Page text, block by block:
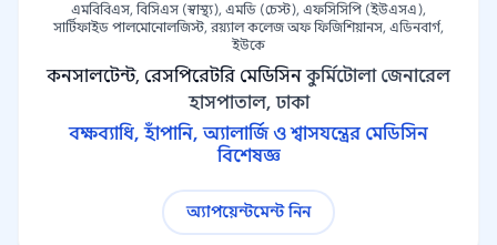
এমবিবিএস, বিসিএস (স্বাস্থ্য), এমডি (চেস্ট), এফসিসিপি (ইউএসএ),
সার্টিফাইড পালমোনোলজিস্ট, রয়্যাল কলেজ অফ ফিজিশিয়ানস, এডিনবার্গ,
ইউকে
কনসালটেন্ট, রেসপিরেটরি মেডিসিন কুর্মিটোলা জেনারেল
হাসপাতাল, ঢাকা
বক্ষব্যাধি, হাঁপানি, অ্যালার্জি ও শ্বাসযন্ত্রের মেডিসিন
বিশেষজ্ঞ
অ্যাপয়েন্টমেন্ট নিন